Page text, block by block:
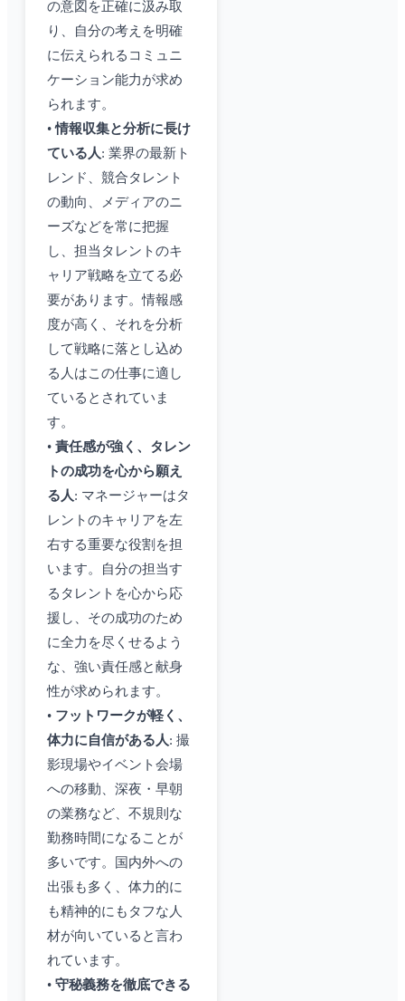
の意図を正確に汲み取
り、自分の考えを明確
に伝えられるコミュニ
ケーション能力が求め
られます。
•情報収集と分析に長け
ている人: 業界の最新ト
レンド、競合タレント
の動向、メディアのニ
ーズなどを常に把握
し、担当タレントのキ
ャリア戦略を立てる必
要があります。情報感
度が高く、それを分析
して戦略に落とし込め
る人はこの仕事に適し
ているとされていま
す。
• 責任感が強く、タレン
トの成功を心から願え
る人: マネージャーはタ
レントのキャリアを左
右する重要な役割を担
います。自分の担当す
るタレントを心から応
援し、その成功のため
に全力を尽くせるよう
な、強い責任感と献身
性が求められます。
• フットワークが軽く、
体力に自信がある人: 撮
影現場やイベント会場
への移動、深夜・早朝
の業務など、不規則な
勤務時間になることが
多いです。国内外への
出張も多く、体力的に
も精神的にもタフな人
材が向いていると言わ
れています。
• 守秘義務を徹底できる